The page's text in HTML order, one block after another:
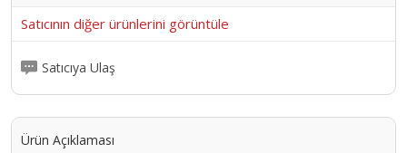
Satıcının diğer ürünlerini görüntüle
Satıcıya Ulaş
Ürün Açıklaması